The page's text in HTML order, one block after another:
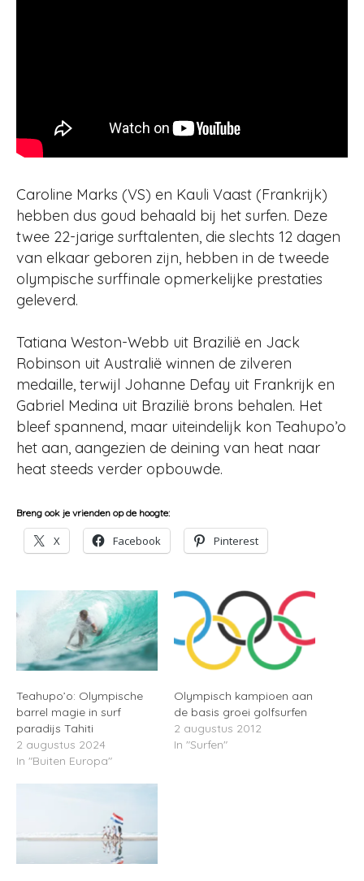
Caroline Marks (VS) en Kauli Vaast (Frankrijk)
hebben dus goud behaald bij het surfen. Deze
twee 22-jarige surftalenten, die slechts 12 dagen
van elkaar geboren zijn, hebben in de tweede
olympische surffinale opmerkelijke prestaties
geleverd.
Tatiana Weston-Webb uit Brazilië en Jack
Robinson uit Australië winnen de zilveren
medaille, terwijl Johanne Defay uit Frankrijk en
Gabriel Medina uit Brazilië brons behalen. Het
bleef spannend, maar uiteindelijk kon Teahupo’o
het aan, aangezien de deining van heat naar
heat steeds verder opbouwde.
Breng ook je vrienden op de hoogte:
X Facebook Pinterest
Teahupo’o: Olympische
barrel magie in surf
paradijs Tahiti
2 augustus 2024
In "Buiten Europa"
Olympisch kampioen aan
de basis groei golfsurfen
2 augustus 2012
In "Surfen"